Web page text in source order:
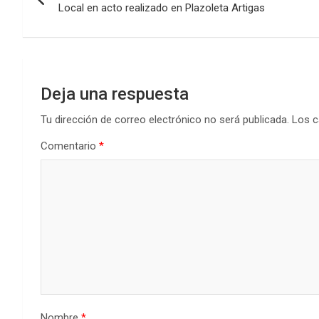
o
k
p
p
tir
de
entradas
Local en acto realizado en Plazoleta Artigas
Deja una respuesta
Tu dirección de correo electrónico no será publicada. Los
Comentario *